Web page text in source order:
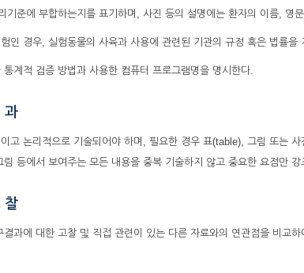
기준에 부합하는지를 표기하며, 사진 등의 설명에는 환자의 이름, 영
인 경우, 실험동물의 사육과 사용에 관련된 기관의 규정 혹은 법률을
통계적 검증 방법과 사용한 컴퓨터 프로그램명을 명시한다.
과
고 논리적으로 기술되어야 하며, 필요한 경우 표(table), 그림 또는
림 등에서 보여주는 모든 내용을 중복 기술하지 않고 중요한 요점만 강
찰
결과에 대한 고찰 및 직접 관련이 있는 다른 자료와의 연관점을 비교